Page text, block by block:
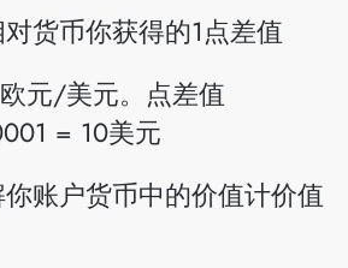
货币你获得的1点差值
元/美元。点差值
= 10美元
账户货币中的价值计价值